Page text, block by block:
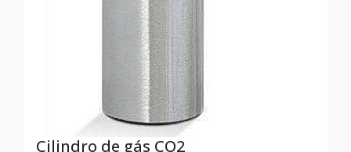
Cilindro de gás CO2